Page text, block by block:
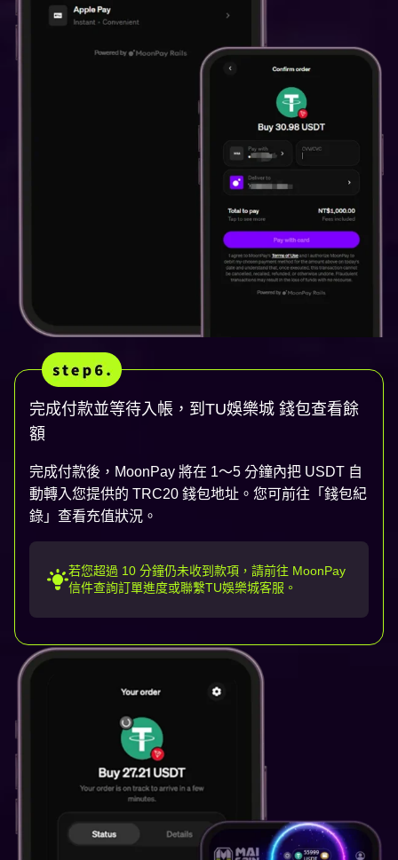
完成付款並等待入帳，到TU娛樂城 錢包查看餘
額
完成付款後，MoonPay 將在 1～5 分鐘內把 USDT 自
動轉入您提供的 TRC20 錢包地址。您可前往「錢包紀
錄」查看充值狀況。
若您超過 10 分鐘仍未收到款項，請前往 MoonPay
信件查詢訂單進度或聯繫TU娛樂城客服。
最低購買金額750台幣 (約20美金)